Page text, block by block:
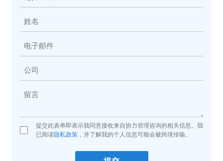
提交此表单即表示我同意接收来自协力管理咨询的相关信息。我
已阅读隐私政策，并了解我的个人信息可能会被跨境传输。